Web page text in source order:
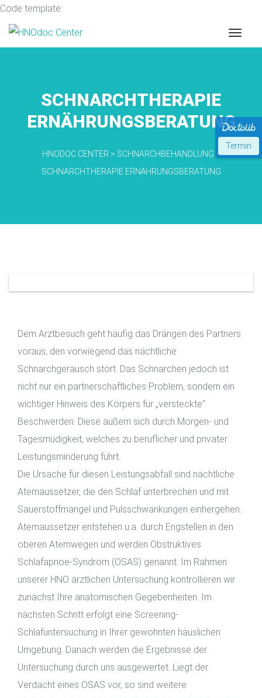
Code template:
Termin
SCHNARCHTHERAPIE
ERNÄHRUNGSBERATUNG
HNODOC CENTER > SCHNARCHBEHANDLUNG >
SCHNARCHTHERAPIE ERNÄHRUNGSBERATUNG
Dem Arztbesuch geht häufig das Drängen des Partners
voraus, den vorwiegend das nächtliche
Schnarchgeräusch stört. Das Schnarchen jedoch ist
nicht nur ein partnerschaftliches Problem, sondern ein
wichtiger Hinweis des Körpers für „versteckte“
Beschwerden. Diese äußern sich durch Morgen- und
Tagesmüdigkeit, welches zu beruflicher und privater
Leistungsminderung führt.
Die Ursache für diesen Leistungsabfall sind nächtliche
Atemaussetzer, die den Schlaf unterbrechen und mit
Sauerstoffmangel und Pulsschwankungen einhergehen.
Atemaussetzer entstehen u.a. durch Engstellen in den
oberen Atemwegen und werden Obstruktives
Schlafapnoe-Syndrom (OSAS) genannt. Im Rahmen
unserer HNO ärztlichen Untersuchung kontrollieren wir
zunächst Ihre anatomischen Gegebenheiten. Im
nächsten Schritt erfolgt eine Screening-
Schlafuntersuchung in Ihrer gewohnten häuslichen
Umgebung. Danach werden die Ergebnisse der
Untersuchung durch uns ausgewertet. Liegt der
Verdacht eines OSAS vor, so sind weitere